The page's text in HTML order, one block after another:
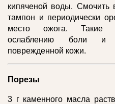
кипяченой воды. Смочить
тампон и периодически
место ожога. Такие
ослаблению боли и
поврежденной кожи.
Порезы
3 г каменного масла